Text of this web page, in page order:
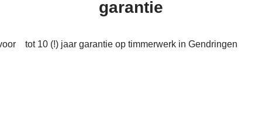
garantie
tot 10 (!) jaar garantie op timmerwerk in Gendringen